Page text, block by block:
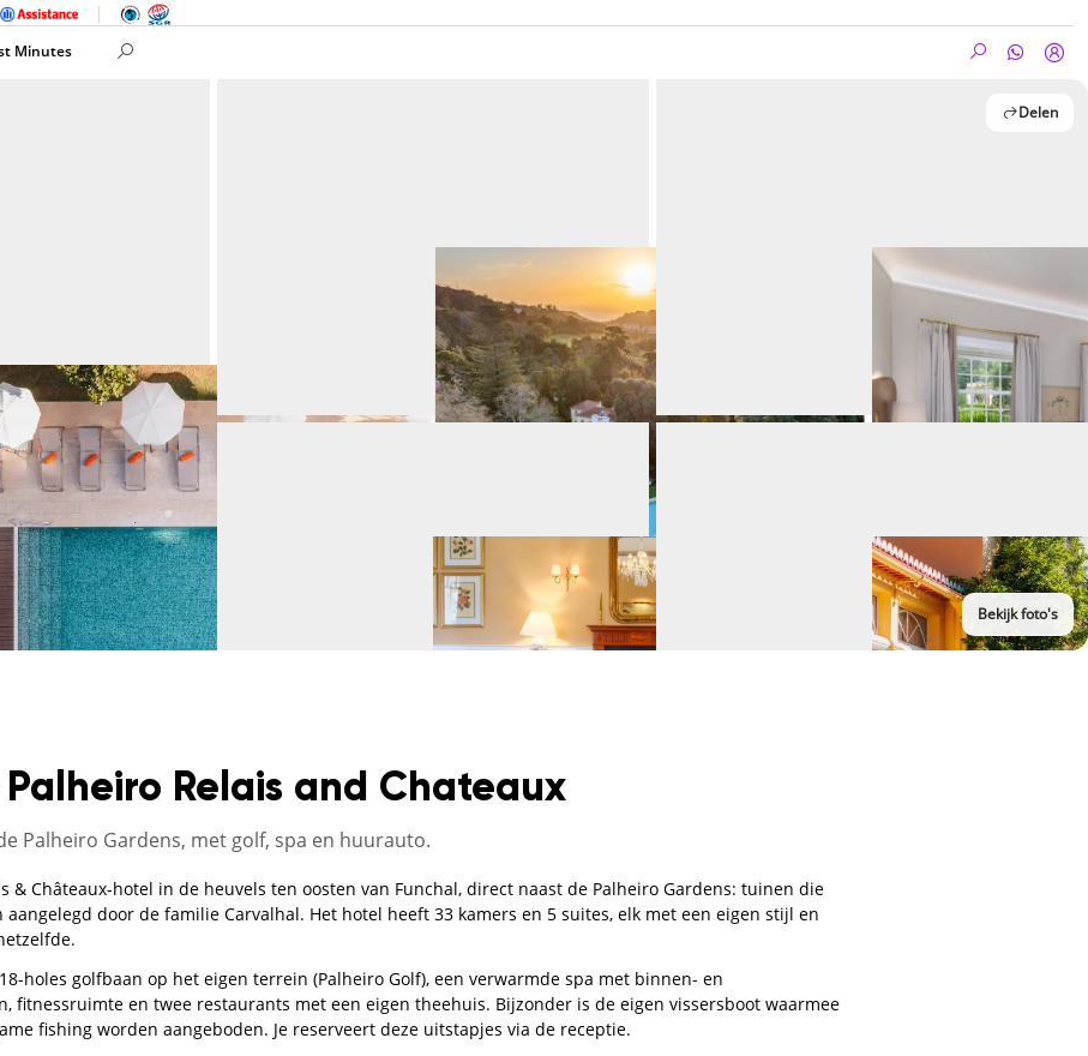
Minutes
Bekijk foto's
Delen
Relais and Chateaux
Palheiro Gardens, met golf, spa en huurauto.
& Châteaux-hotel in de heuvels ten oosten van Funchal, direct naast de Palheiro Gardens: tuinen die
door de familie Carvalhal. Het hotel heeft 33 kamers en 5 suites, elk met een eigen stijl en
holes golfbaan op het eigen terrein (Palheiro Golf), een verwarmde spa met binnen- en
fitnessruimte en twee restaurants met een eigen theehuis. Bijzonder is de eigen vissersboot waarmee
fishing worden aangeboden. Je reserveert deze uitstapjes via de receptie.